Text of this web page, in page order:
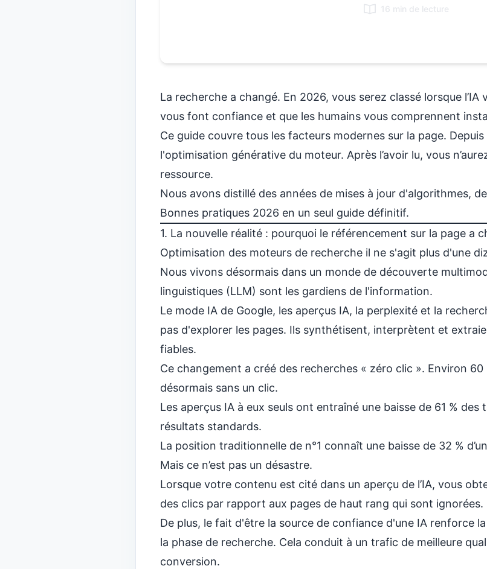
16 min de lecture
La recherche a changé. En 2026, vous serez classé lorsque
vous font confiance et que les humains vous comprennent
Ce guide couvre tous les facteurs modernes sur la page. Depuis
l'optimisation générative du moteur. Après l’avoir lu, vous
ressource.
Nous avons distillé des années de mises à jour d'algorithmes,
Bonnes pratiques 2026 en un seul guide définitif.
1. La nouvelle réalité : pourquoi le référencement sur la page a
Optimisation des moteurs de recherche il ne s'agit plus d'une
Nous vivons désormais dans un monde de découverte
linguistiques (LLM) sont les gardiens de l'information.
Le mode IA de Google, les aperçus IA, la perplexité et la
pas d'explorer les pages. Ils synthétisent, interprètent et
fiables.
Ce changement a créé des recherches « zéro clic ». Environ
désormais sans un clic.
Les aperçus IA à eux seuls ont entraîné une baisse de 61 %
résultats standards.
La position traditionnelle de n°1 connaît une baisse de 32 %
Mais ce n’est pas un désastre.
Lorsque votre contenu est cité dans un aperçu de l’IA, vous
des clics par rapport aux pages de haut rang qui sont ignorées.
De plus, le fait d'être la source de confiance d'une IA renforce
la phase de recherche. Cela conduit à un trafic de meilleure
conversion.